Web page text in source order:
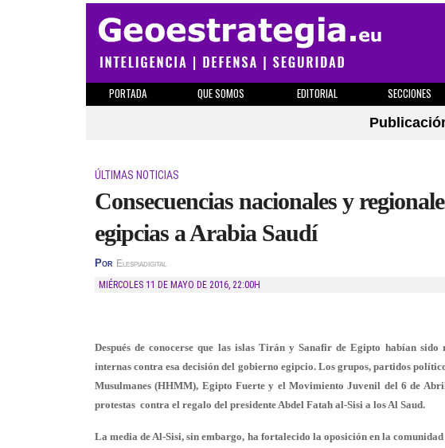
PORTADA QUE SOMOS EDITORIAL SECCIONES
ÚLTIMAS NOTICIAS
Consecuencias nacionales y
egipcias a Arabia Saudí
Por Elespiadigital
MIÉRCOLES 11 DE MAYO DE 2016, 22:00H
Después de conocerse que las islas Tirán y Sanafir de Egipto habían
internas contra esa decisión del gobierno egipcio. Los grupos, partidos
Musulmanes (HHMM), Egipto Fuerte y el Movimiento Juvenil del 6 de
protestas contra el regalo del presidente Abdel Fatah al-Sisi a los Al Saud.
La media de Al-Sisi, sin embargo, ha fortalecido la oposición en la